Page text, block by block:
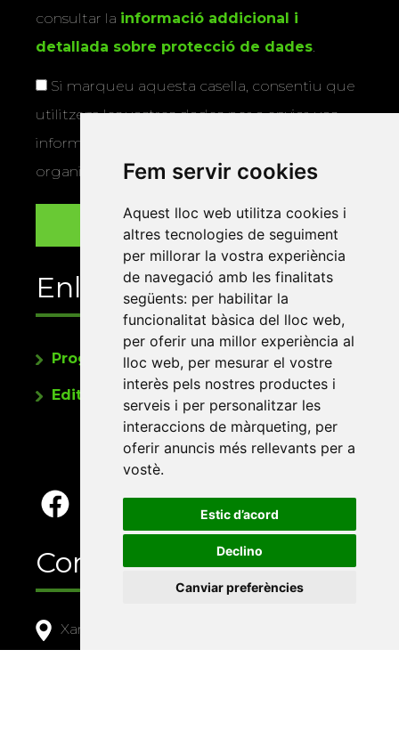
Fem servir cookies
Aquest lloc web utilitza cookies i
altres tecnologies de seguiment
per millorar la vostra experiència
de navegació amb les finalitats
següents: per habilitar la
funcionalitat bàsica del lloc web,
per oferir una millor experiència al
lloc web, per mesurar el vostre
interès pels nostres productes i
serveis i per personalitzar les
interaccions de màrqueting, per
oferir anuncis més rellevants per a
vostè.
Estic d’acord
Declino
Canviar preferències
consultar la informació addicional i
detallada sobre protecció de dades.
Si marqueu aquesta casella, consentiu que
utilitzem les vostres dades per a enviar-vos
informació sobre els actes i activitats que
organitza la Xarxa Vives.
Enllaços
Programa de publicacions
Editorials universitàries a Twitter
Contacte
Xarxa Vives d'Universitats